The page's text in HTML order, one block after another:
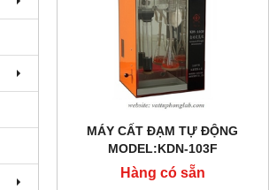
MÁY CẤT ĐẠM TỰ ĐỘNG
MODEL:KDN-103F
Hàng có sẵn